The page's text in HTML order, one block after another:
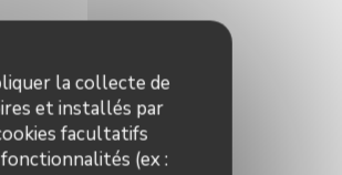
la collecte de
et installés par
facultatifs
(ex :